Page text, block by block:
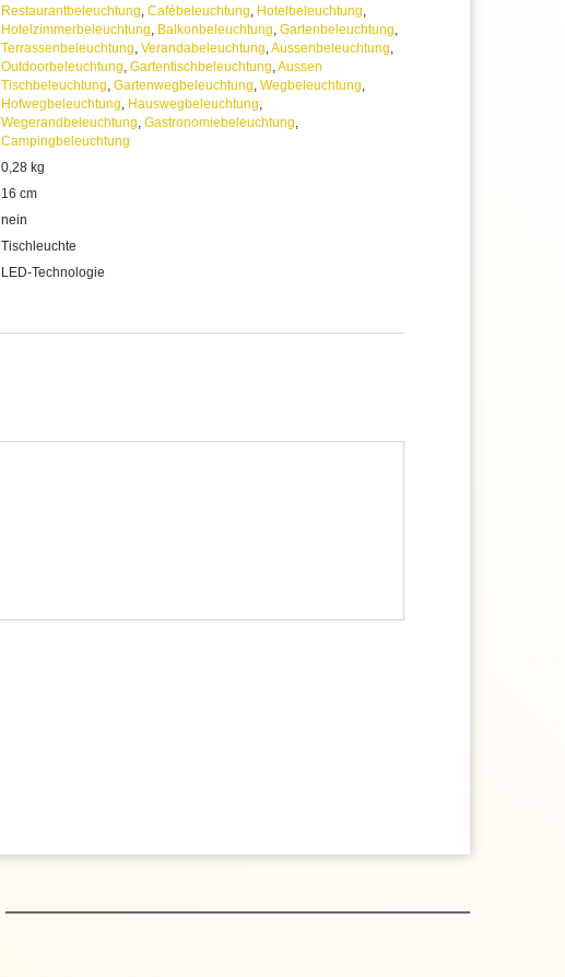
Restaurantbeleuchtung, Cafébeleuchtung, Hotelbeleuchtung,
Hotelzimmerbeleuchtung, Balkonbeleuchtung, Gartenbeleuchtung,
Terrassenbeleuchtung, Verandabeleuchtung,Aussenbeleuchtung,
Outdoorbeleuchtung, Gartentischbeleuchtung,Aussen
Tischbeleuchtung, Gartenwegbeleuchtung, Wegbeleuchtung,
Hofwegbeleuchtung, Hauswegbeleuchtung,
Wegerandbeleuchtung, Gastronomiebeleuchtung,
Campingbeleuchtung
0,28 kg
16 cm
nein
Tischleuchte
LED-Technologie